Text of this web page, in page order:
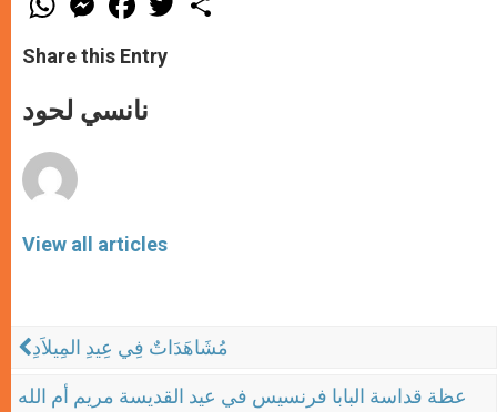
h
t
s
p
p
e
s
e
e
a
e
b
o
k
w
Share this Entry
نانسي لحود
View all articles
مُشَاهَدَاتٌ فِي عِيدِ المِيلاَدِ
عظة قداسة البابا فرنسيس في عيد القديسة مريم أم الله